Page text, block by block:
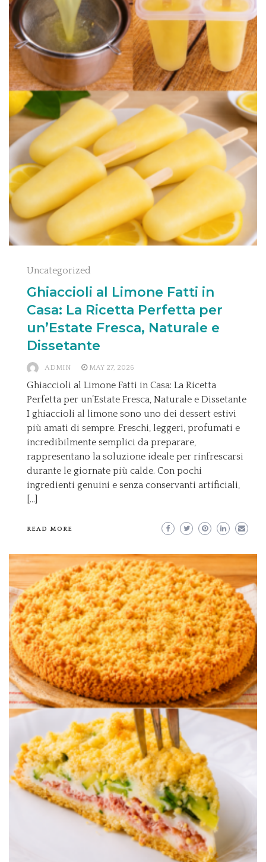
Uncategorized
Ghiaccioli al Limone Fatti in
Casa: La Ricetta Perfetta per
un’Estate Fresca, Naturale e
Dissetante
ADMIN MAY 27, 2026
Ghiaccioli al Limone Fatti in Casa: La Ricetta
Perfetta per un’Estate Fresca, Naturale e Dissetante
I ghiaccioli al limone sono uno dei dessert estivi
più amati di sempre. Freschi, leggeri, profumati e
incredibilmente semplici da preparare,
rappresentano la soluzione ideale per rinfrescarsi
durante le giornate più calde. Con pochi
ingredienti genuini e senza conservanti artificiali,
[…]
READ MORE